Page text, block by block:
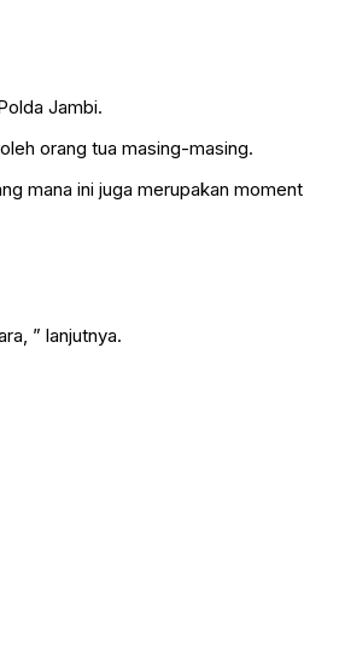
Jambi.
orang tua masing-masing.
mana ini juga merupakan moment
” lanjutnya.